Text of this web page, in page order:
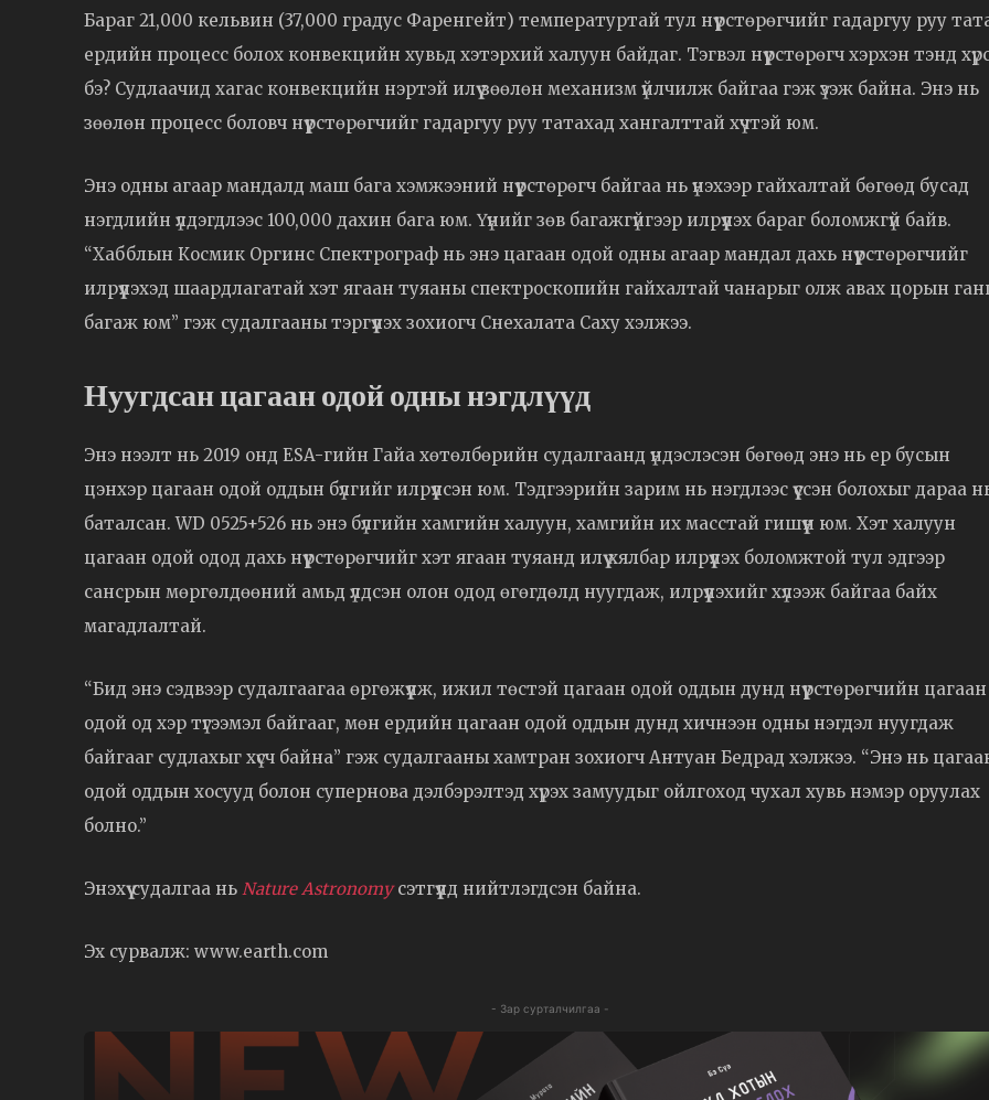
Бараг 21,000 кельвин (37,000 градус Фаренгейт) температуртай тул нүүрстөрөгчийг гадаргуу руу
ердийн процесс болох конвекцийн хувьд хэтэрхий халуун байдаг. Тэгвэл нүүрстөрөгч хэрхэн тэнд
бэ? Судлаачид хагас конвекцийн нэртэй илүү зөөлөн механизм үйлчилж байгаа гэж үзэж байна. Энэ нь
зөөлөн процесс боловч нүүрстөрөгчийг гадаргуу руу татахад хангалттай хүчтэй юм.
Энэ одны агаар мандалд маш бага хэмжээний нүүрстөрөгч байгаа нь үнэхээр гайхалтай бөгөөд бусад
нэгдлийн үлдэгдлээс 100,000 дахин бага юм. Үүнийг зөв багажгүйгээр илрүүлэх бараг боломжгүй байв.
“Хабблын Космик Оргинс Спектрограф нь энэ цагаан одой одны агаар мандал дахь нүүрстөрөгчийг
илрүүлэхэд шаардлагатай хэт ягаан туяаны спектроскопийн гайхалтай чанарыг олж авах цорын
багаж юм” гэж судалгааны тэргүүлэх зохиогч Снехалата Саху хэлжээ.
Нуугдсан цагаан одой одны нэгдлүүд
Энэ нээлт нь 2019 онд ESA-гийн Гайа хөтөлбөрийн судалгаанд үндэслэсэн бөгөөд энэ нь ер бусын
цэнхэр цагаан одой оддын бүлгийг илрүүлсэн юм. Тэдгээрийн зарим нь нэгдлээс үүссэн болохыг дараа
баталсан. WD 0525+526 нь энэ бүлгийн хамгийн халуун, хамгийн их масстай гишүүн юм. Хэт халуун
цагаан одой одод дахь нүүрстөрөгчийг хэт ягаан туяанд илүү хялбар илрүүлэх боломжтой тул эдгээр
сансрын мөргөлдөөний амьд үлдсэн олон одод өгөгдөлд нуугдаж, илрүүлэхийг хүлээж байгаа байх
магадлалтай.
“Бид энэ сэдвээр судалгаагаа өргөжүүлж, ижил төстэй цагаан одой оддын дунд нүүрстөрөгчийн цагаан
одой од хэр түгээмэл байгааг, мөн ердийн цагаан одой оддын дунд хичнээн одны нэгдэл нуугдаж
байгааг судлахыг хүсч байна” гэж судалгааны хамтран зохиогч Антуан Бедрад хэлжээ. “Энэ нь
одой оддын хосууд болон супернова дэлбэрэлтэд хүрэх замуудыг ойлгоход чухал хувь нэмэр оруулах
болно.”
Энэхүү судалгаа нь Nature Astronomy сэтгүүлд нийтлэгдсэн байна.
Эх сурвалж: www.earth.com
- Зар сурталчилгаа -